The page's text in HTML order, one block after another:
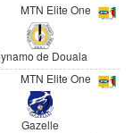
MTN Elite One
de Douala
MTN Elite One
Gazelle